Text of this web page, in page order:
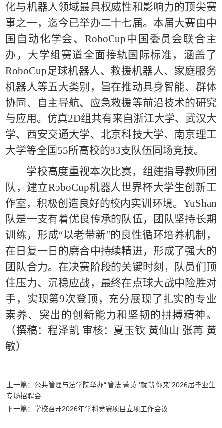
化与机器人领域最具权威性和影响力的顶尖赛
事之一，迄今已举办二十七届。本届大赛由中
国自动化学会、RoboCup中国委员会联合主
办，大学组赛道全面接轨国际标准，涵盖了
RoboCup足球机器人、救援机器人、家庭服务
机器人等五大类别，旨在推动具身智能、群体
协同、自主导航、应急救援等前沿技术的研究
与应用。仿真2D组 共有来自浙江大学、武汉大
学、西安交通大学、北京科技大学、 南京理工
大学等全国55所高校的83支队伍同场竞技。
学校高度重视本次比赛，组建指导教师团
队，建立RoboCup机器人世界杯大学生创新工
作室，积极创造良好的校内实训环境。YuShan
队是一支有着优良传承的队伍，团队坚持长期
训练，形成“以老带新”的良性循环培养机制，
在日复一日的磨合中持续精进，形成了强大的
团队合力。在决赛阶段的关键时刻，队员们顶
住压力、沉稳应战，最终在点球大战中险胜对
手，实现第9次登顶，充分展现了扎实的专业
素养、突出的创新能力和坚韧的拼搏精神。
（撰稿：程泽凯 审核：夏玉钦 黄仙山 张苒 黄
敏）
上一篇：公共管理与法学院举办“‘管法’菁英 ‘就’等你来”2026届毕业生
专场招聘会
下一篇：学校召开2026年学科竞赛项目立项工作会议